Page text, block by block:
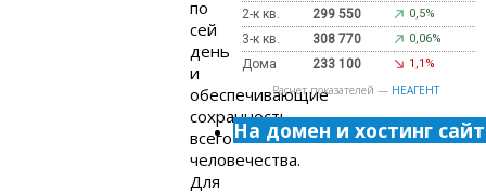
по
сей
день
и
обеспечивающие
сохранность
всего
человечества.
Для
2-к кв. 299 550 0,5%
3-к кв. 308 770 0,06%
Дома 233 100 1,1%
Расчет показателей — НЕАГЕНТ
На домен и хостинг